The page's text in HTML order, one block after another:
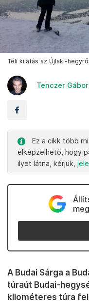
Téli kilátás az Újlaki-
Tenczer Gábor
Ez a cikk több
elképzelhető, hogy
ilyet látna, kérjük,
A Budai Sárga a
túraút Budai-
kilométeres túra